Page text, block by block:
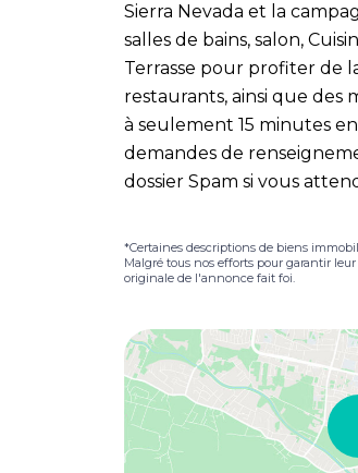
Sierra Nevada et la
salles de bains, salon,
Terrasse pour profiter de
restaurants, ainsi que des
à seulement 15 minutes
demandes de
dossier Spam si vous
*Certaines descriptions de biens
Malgré tous nos efforts pour garantir
originale de l'annonce fait foi.